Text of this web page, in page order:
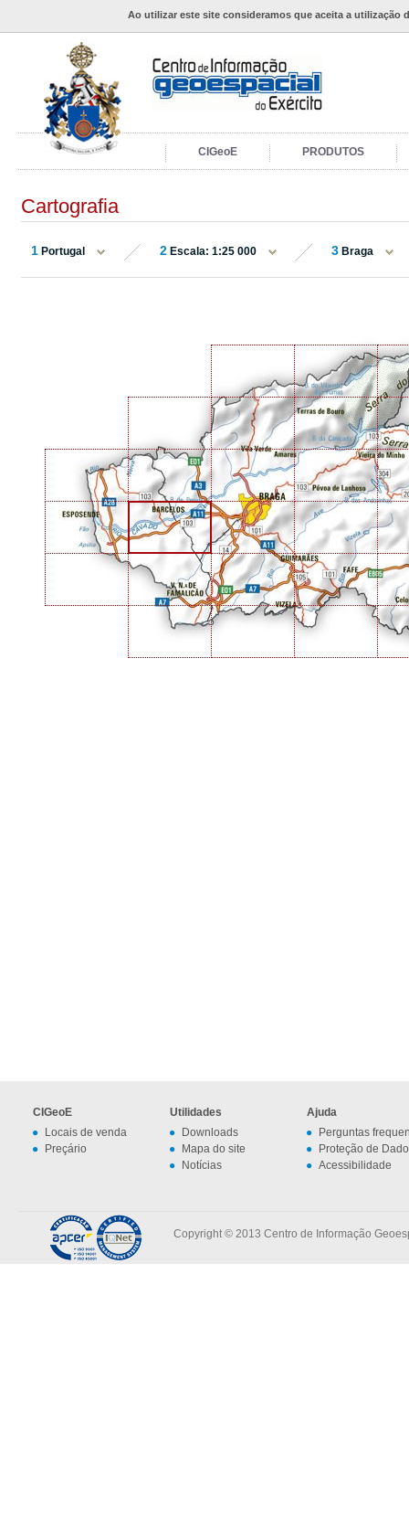
Ao utilizar este site consideramos que aceita a utilização
CIGeoE PRODUTOS
Cartografia
1 Portugal 2 Escala: 1:25 000 3 Braga
CIGeoE
Locais de venda
Preçário
Utilidades
Downloads
Mapa do site
Notícias
Ajuda
Perguntas
Proteção de
Acessibilidade
Copyright © 2013 Centro de Informação